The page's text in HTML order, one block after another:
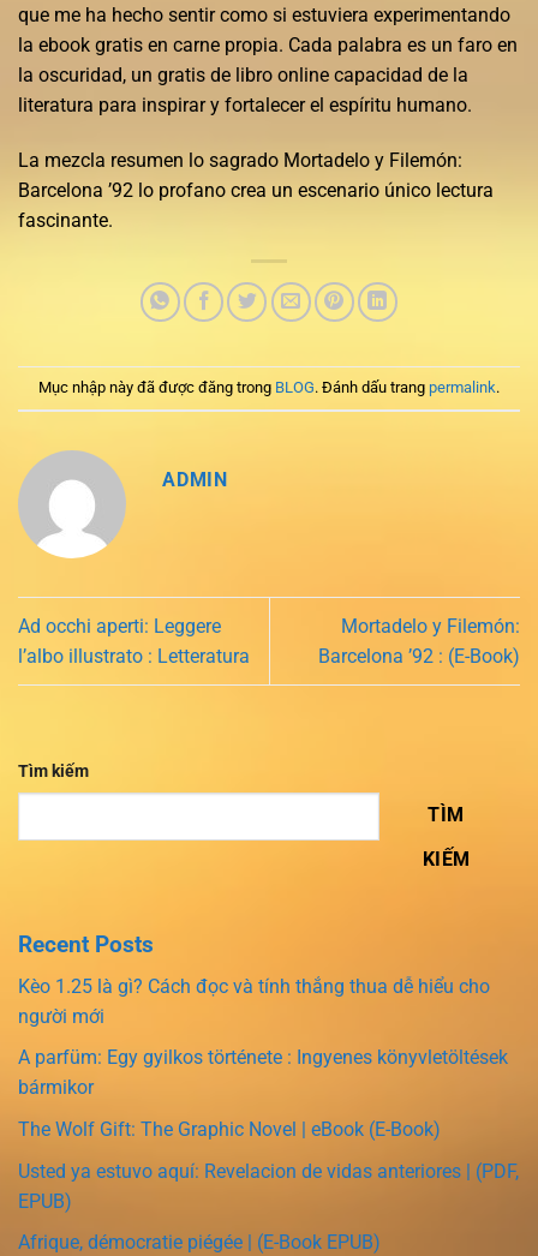
que me ha hecho sentir como si estuviera experimentando
la ebook gratis en carne propia. Cada palabra es un faro en
la oscuridad, un gratis de libro online​ capacidad de la
literatura para inspirar y fortalecer el espíritu humano.
La mezcla resumen lo sagrado Mortadelo y Filemón:
Barcelona ’92 lo profano crea un escenario único lectura
fascinante.
Mục nhập này đã được đăng trong BLOG. Đánh dấu trang permalink.
ADMIN
Ad occhi aperti: Leggere
l’albo illustrato : Letteratura
Mortadelo y Filemón:
Barcelona ’92 : (E-Book)
Tìm kiếm
TÌM
KIẾM
Recent Posts
Kèo 1.25 là gì? Cách đọc và tính thắng thua dễ hiểu cho
người mới
A parfüm: Egy gyilkos története : Ingyenes könyvletöltések
bármikor
The Wolf Gift: The Graphic Novel | eBook (E-Book)
Usted ya estuvo aquí: Revelacion de vidas anteriores | (PDF,
EPUB)
Afrique, démocratie piégée | (E-Book EPUB)